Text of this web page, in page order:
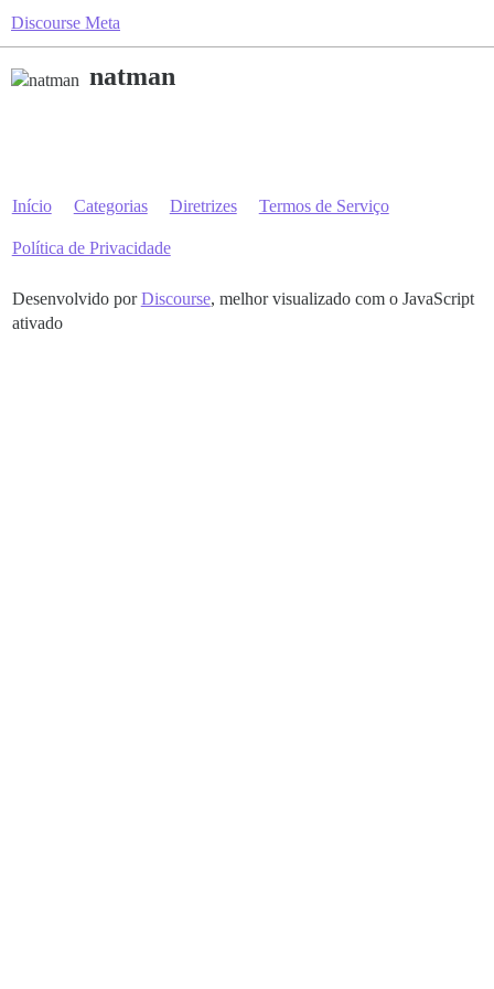
Discourse Meta
natman
Início Categorias Diretrizes Termos de Serviço
Política de Privacidade
Desenvolvido porDiscourse, melhor visualizado com o JavaScript
ativado